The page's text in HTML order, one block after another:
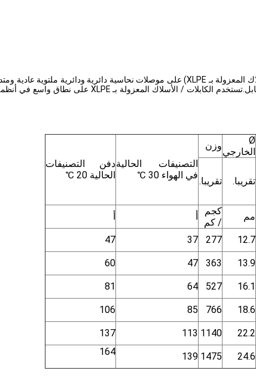
Ø
الخارجي
وزن
التصنيفات الحالية
في الهواء 30 ℃
دفن التصنيفات
الحالية 20 ℃
تقريبا.
تقريبا.
مم
كجم
/ كم
أ
أ
12.7
277
37
47
13.9
363
47
60
16.1
527
64
81
18.6
766
85
106
22.2
1140
113
137
24.6
1475
139
164